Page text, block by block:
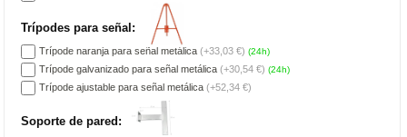
Trípodes para señal:
Trípode naranja para señal metálica (+33,03 €) (24h)
Trípode galvanizado para señal metálica (+30,54 €) (24h)
Trípode ajustable para señal metálica (+52,34 €)
Soporte de pared: